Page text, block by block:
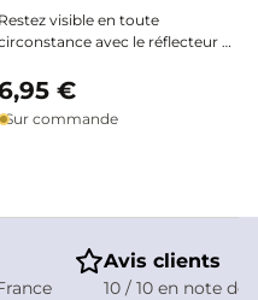
Restez visible en toute
avec le réflecteur à
bracelet flexible et résistant
aux intempéries assure votre
lors de vos sorties à
modes d’éclairage (fixe ou
facile en font l’accessoire idéal
adultes et enfants, été
€
Sur commande
Avis clients
10 / 10 en note